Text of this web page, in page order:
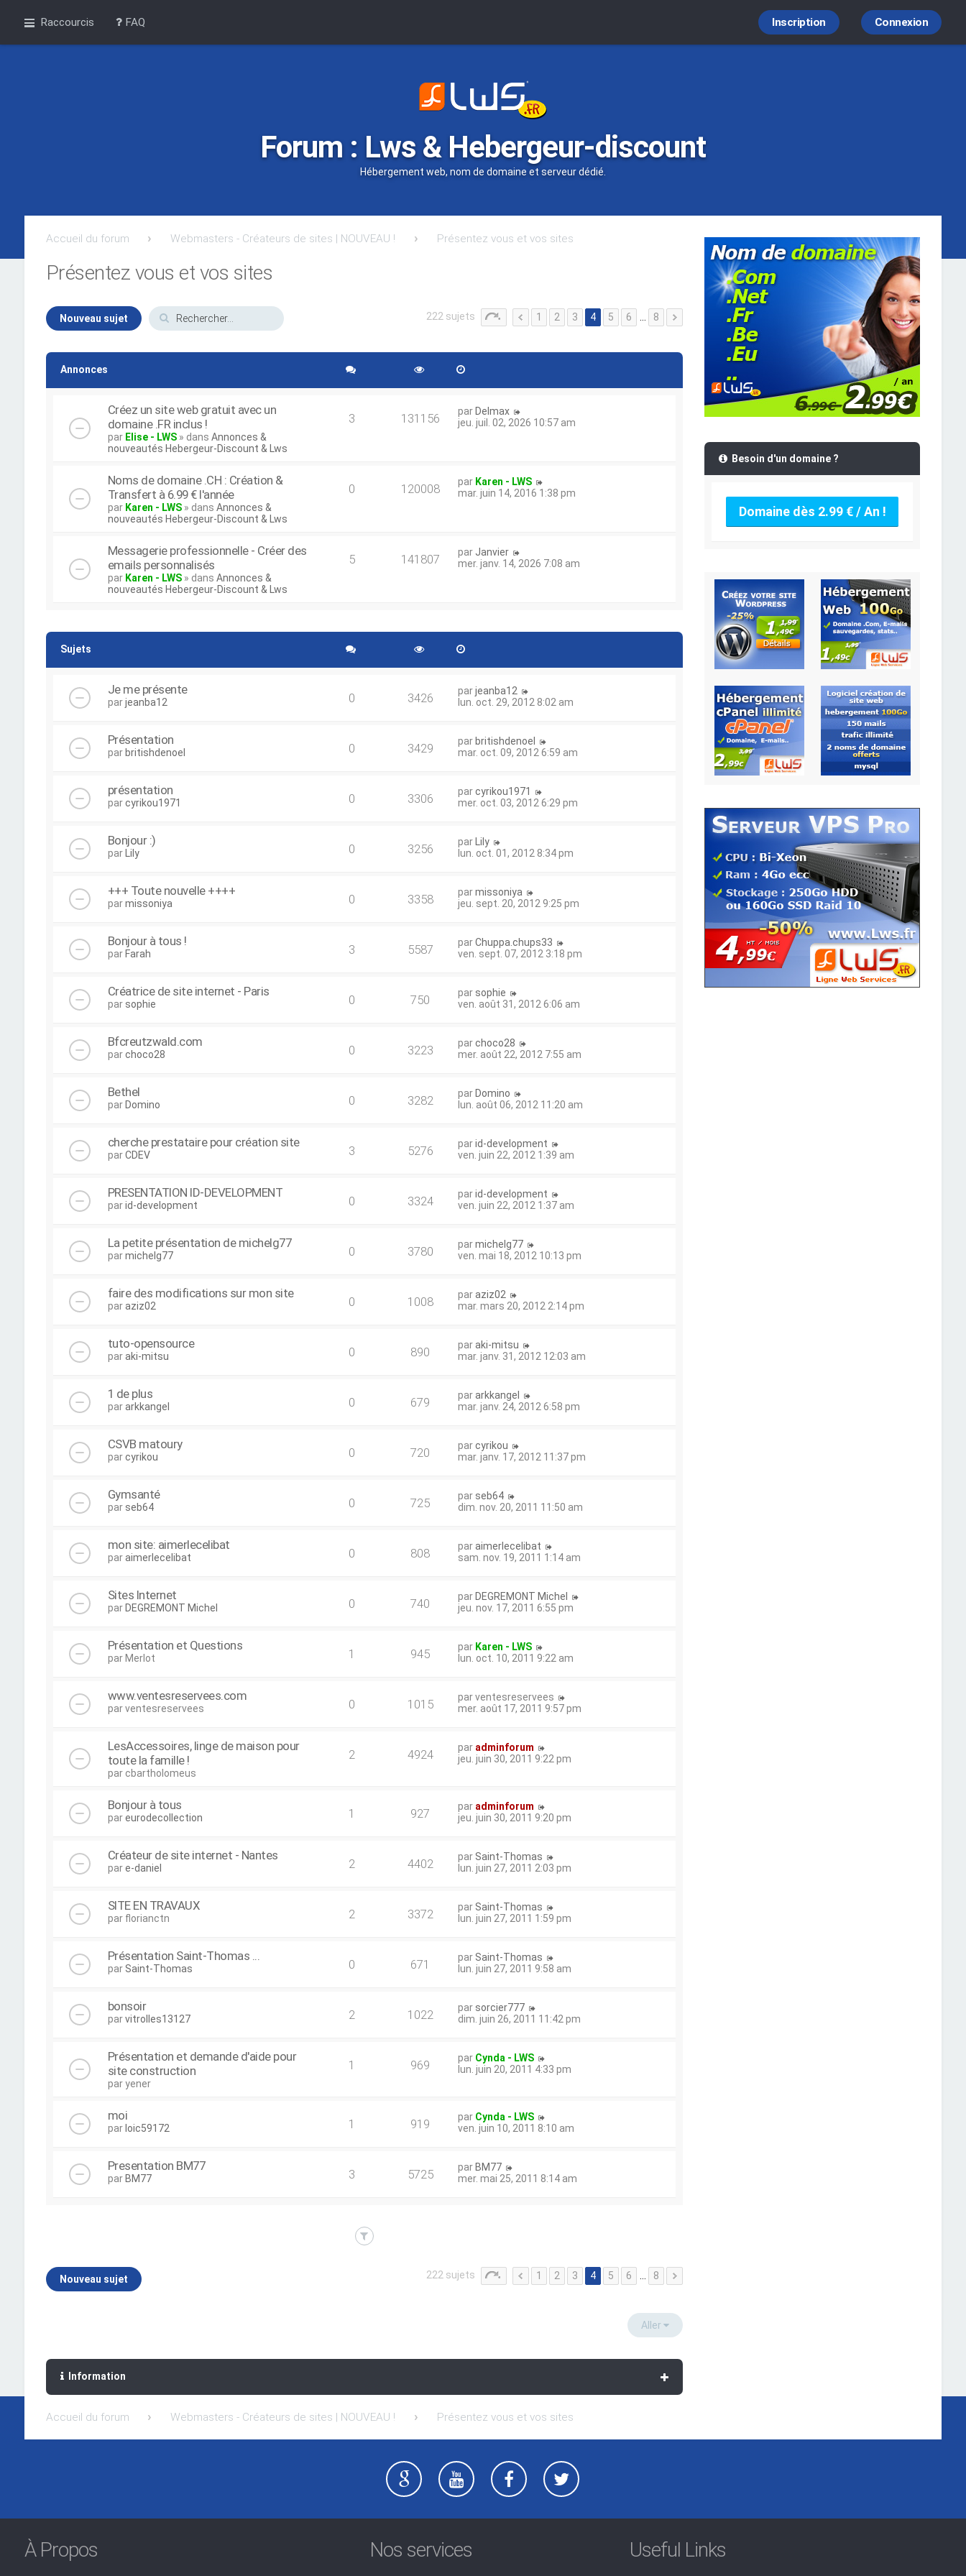
Raccourcis FAQ Connexion
Inscription
Forum : Lws & Hebergeur-discount
Hébergement web, nom de domaine et serveur dédié.
Accueil du forum Webmasters - Créateurs de sites | NOUVEAU ! Présentez vous et vos sites
Présentez vous et vos sites
Nouveau sujet 222 sujets 1 2 3 4 5 6 8
Annonces
Créez un site web gratuit avec un
domaine .FR inclus !
par Elise - LWS» dans Annonces &
nouveautés Hebergeur-Discount & Lws
3 131156 par Delmax
jeu. juil. 02, 2026 10:57 am
Noms de domaine .CH : Création &
Transfert à 6.99 € l'année
par Karen - LWS» dans Annonces &
nouveautés Hebergeur-Discount & Lws
0 120008 par Karen - LWS
mar. juin 14, 2016 1:38 pm
Messagerie professionnelle - Créer des
emails personnalisés
par Karen - LWS» dans Annonces &
nouveautés Hebergeur-Discount & Lws
5 141807 par Janvier
mer. janv. 14, 2026 7:08 am
Sujets
Je me présente
parjeanba12 0 3426 parjeanba12
lun. oct. 29, 2012 8:02 am
Présentation
par britishdenoel 0 3429 par britishdenoel
mar. oct. 09, 2012 6:59 am
présentation
parcyrikou1971 0 3306 parcyrikou1971
mer. oct. 03, 2012 6:29 pm
Bonjour :)
par Lily 0 3256 par
Lily
lun. oct. 01, 2012 8:34 pm
+++ Toute nouvelle ++++
parmissoniya 0 3358 parmissoniya
jeu. sept. 20, 2012 9:25 pm
Bonjour à tous !
par Farah 3 5587 parChuppa.chups33
ven. sept. 07, 2012 3:18 pm
Créatrice de site internet - Paris
par sophie 0 750 par sophie
ven. août 31, 2012 6:06 am
Bfcreutzwald.com
parchoco28 0 3223 parchoco28
mer. août 22, 2012 7:55 am
Bethel
par Domino 0 3282 par Domino
lun. août 06, 2012 11:20 am
cherche prestataire pour création site
parCDEV 3 5276 parid-development
ven. juin 22, 2012 1:39 am
PRESENTATION ID-DEVELOPMENT
parid-development 0 3324 parid-development
ven. juin 22, 2012 1:37 am
La petite présentation de michelg77
parmichelg77 0 3780 parmichelg77
ven. mai 18, 2012 10:13 pm
faire des modifications sur mon site
paraziz02 0 1008 paraziz02
mar. mars 20, 2012 2:14 pm
tuto-opensource
paraki-mitsu 0 890 paraki-mitsu
mar. janv. 31, 2012 12:03 am
1 de plus
pararkkangel 0 679 pararkkangel
mar. janv. 24, 2012 6:58 pm
CSVB matoury
parcyrikou 0 720 parcyrikou
mar. janv. 17, 2012 11:37 pm
Gymsanté
par seb64 0 725 par seb64
dim. nov. 20, 2011 11:50 am
mon site: aimerlecelibat
paraimerlecelibat 0 808 paraimerlecelibat
sam. nov. 19, 2011 1:14 am
Sites Internet
par DEGREMONT Michel 0 740 par DEGREMONT Michel
jeu. nov. 17, 2011 6:55 pm
Présentation et Questions
par Merlot 1 945 par Karen - LWS
lun. oct. 10, 2011 9:22 am
www.ventesreservees.com
parventesreservees 0 1015 parventesreservees
mer. août 17, 2011 9:57 pm
LesAccessoires, linge de maison pour
toute la famille !
par cbartholomeus
2 4924 par adminforum
jeu. juin 30, 2011 9:22 pm
Bonjour à tous
pareurodecollection 1 927 par adminforum
jeu. juin 30, 2011 9:20 pm
Créateur de site internet - Nantes
pare-daniel 2 4402 par Saint-Thomas
lun. juin 27, 2011 2:03 pm
SITE EN TRAVAUX
par florianctn 2 3372 par Saint-Thomas
lun. juin 27, 2011 1:59 pm
Présentation Saint-Thomas ...
par Saint-Thomas 0 671 par Saint-Thomas
lun. juin 27, 2011 9:58 am
bonsoir
parvitrolles13127 2 1022 par sorcier777
dim. juin 26, 2011 11:42 pm
Présentation et demande d'aide pour
site construction
paryener
1 969 par Cynda - LWS
lun. juin 20, 2011 4:33 pm
moi
par loic59172 1 919 par Cynda - LWS
ven. juin 10, 2011 8:10 am
Presentation BM77
par BM77 3 5725 par BM77
mer. mai 25, 2011 8:14 am
Nouveau sujet 222 sujets 1 2 3 4 5 6 8
Aller
Information
Accueil du forum Webmasters - Créateurs de sites | NOUVEAU ! Présentez vous et vos sites
Besoin d'un domaine ?
Domaine dès 2.99 € / An !
À Propos Nos services Useful Links